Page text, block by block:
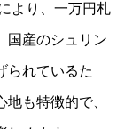
より、一万円札
国産のシュリン
られているた
も特徴的で、